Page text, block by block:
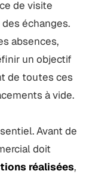
de visite
échanges.
absences,
un objectif
de toutes ces
à vide.
Avant de
doit
réalisées,